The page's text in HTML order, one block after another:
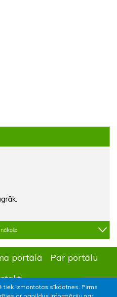
tiek izmantotas sīkdatnes. Pirms
portālā
Par portālu